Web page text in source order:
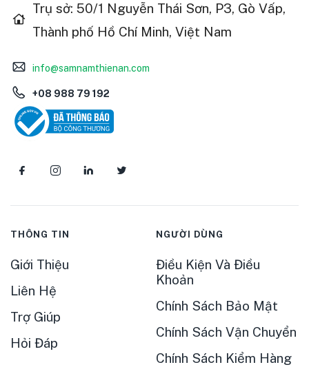
Trụ sở: 50/1 Nguyễn Thái Sơn, P3, Gò Vấp,
Thành phố Hồ Chí Minh, Việt Nam
info@samnamthienan.com
+08 988 79 192
THÔNG TIN
Giới Thiệu
Liên Hệ
Trợ Giúp
Hỏi Đáp
NGƯỜI DÙNG
Điều Kiện Và Điều
Khoản
Chính Sách Bảo Mật
Chính Sách Vận Chuyển
Chính Sách Kiểm Hàng